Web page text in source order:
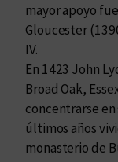
mayor apoyo
Gloucester
IV.
En 1423 John
Broad Oak,
concentrarse en
últimos años
monasterio de